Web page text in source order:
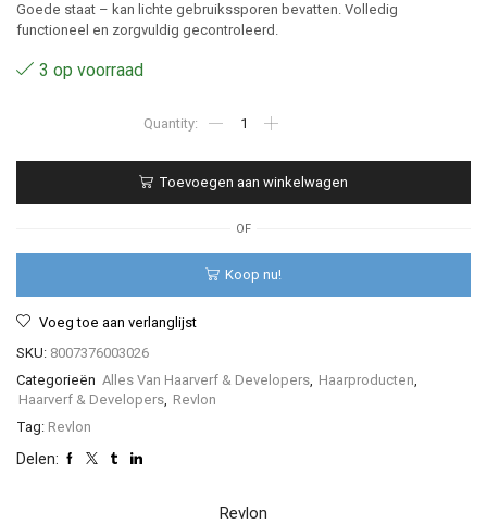
Goede staat – kan lichte gebruikssporen bevatten. Volledig
functioneel en zorgvuldig gecontroleerd.
3 op voorraad
You
The
Color
90
Toevoegen aan winkelwagen
OF
Koop nu!
Voeg toe aan verlanglijst
SKU: 8007376003026
Categorieën Alles Van Haarverf & Developers Haarproducten
Haarverf & Developers Revlon
Tag: Revlon
Delen:
Revlon